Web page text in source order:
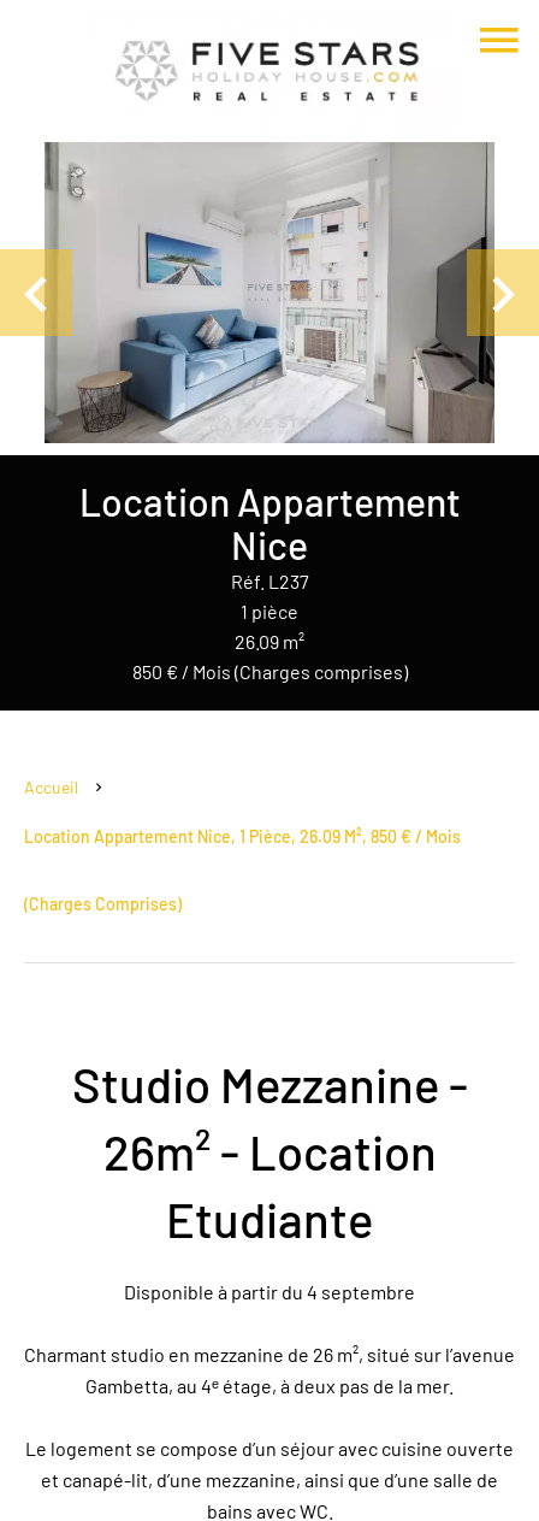
Location Appartement
Nice
Réf. L237
1 pièce
26.09 m²
850 € / Mois (Charges comprises)
Accueil
Location Appartement Nice, 1 Pièce, 26.09 M², 850 € / Mois
(Charges Comprises)
Studio Mezzanine -
26m² - Location
Etudiante
Disponible à partir du 4 septembre
Charmant studio en mezzanine de 26 m², situé sur l’avenue
Gambetta, au 4ᵉ étage, à deux pas de la mer.
Le logement se compose d’un séjour avec cuisine ouverte
et canapé-lit, d’une mezzanine, ainsi que d’une salle de
bains avec WC.